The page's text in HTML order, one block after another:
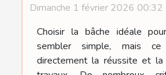
Dimanche 1 février 2026 00:32
Choisir la bâche idéale
sembler simple, mais ce
directement la réussite et